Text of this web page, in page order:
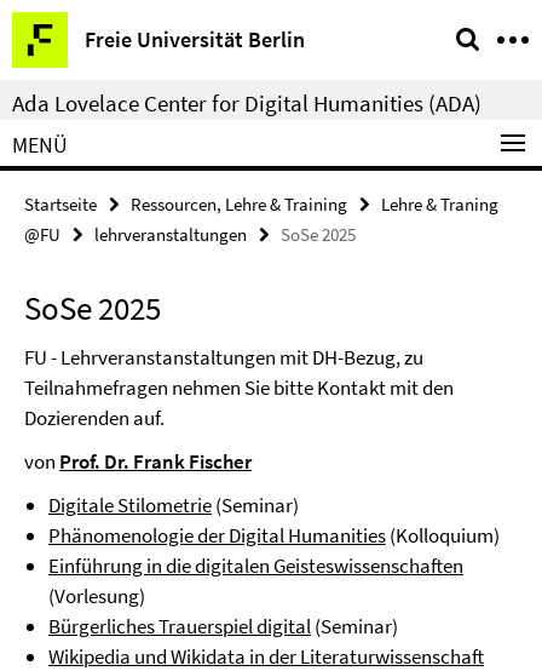
Springe
direkt
zu
Inhalt
Freie Universität Berlin
Service-
Navigation
Ada Lovelace Center for Digital Humanities (ADA)
MENÜ
Startseite Ressourcen, Lehre & Training
Lehre & Traning
@FU
lehrveranstaltungen SoSe 2025
SoSe 2025
FU - Lehrveranstanstaltungen mit DH-Bezug, zu
Teilnahmefragen nehmen Sie bitte Kontakt mit den
Dozierenden auf.
von Prof. Dr. Frank Fischer
Digitale Stilometrie(Seminar)
Phänomenologie der Digital Humanities(Kolloquium)
Einführung in die digitalen Geisteswissenschaften
(Vorlesung)
Bürgerliches Trauerspiel digital(Seminar)
Wikipedia und Wikidata in der Literaturwissenschaft